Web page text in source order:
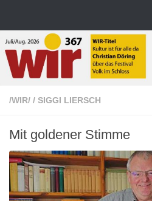
/WIR/ / SIGGI LIERSCH
Mit goldener Stimme